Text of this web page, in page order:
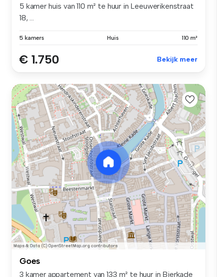
5 kamer huis van 110 m² te huur in Leeuwerikenstraat
18, ...
5 kamers Huis 110 m²
€ 1.750 Bekijk meer
Goes
3 kamer appartement van 133 m² te huur in Bierkade